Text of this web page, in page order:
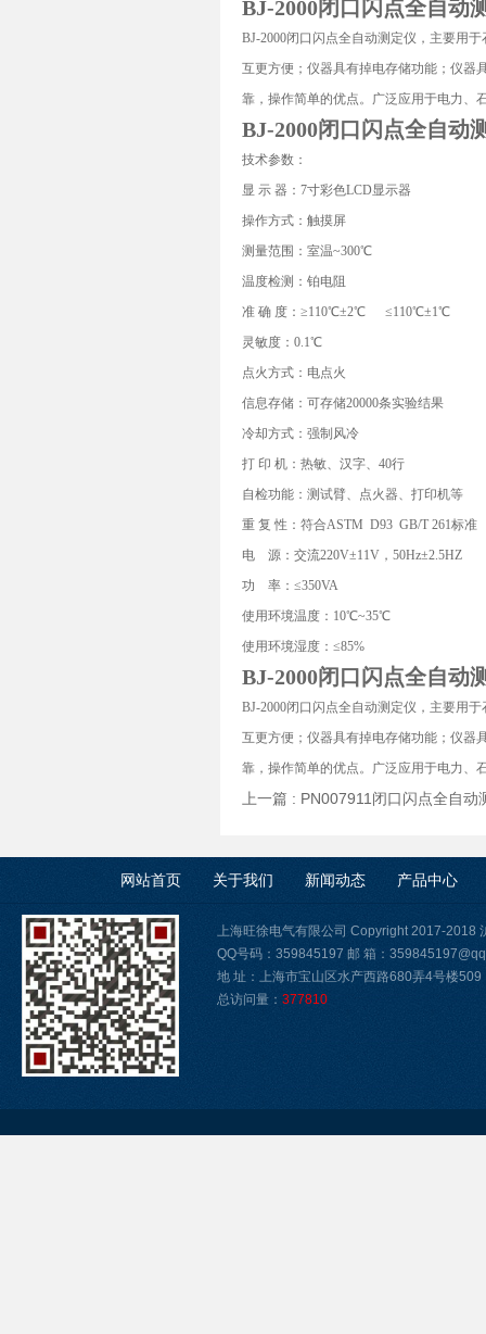
BJ-2000闭口闪点全自动
BJ-2000闭口闪点全自动测定仪，主要用
互更方便；仪器具有掉电存储功能；仪器
靠，操作简单的优点。广泛应用于电力、
BJ-2000闭口闪点全自动
技术参数：
显 示 器：7寸彩色LCD显示器
操作方式：触摸屏
测量范围：室温~300℃
温度检测：铂电阻
准 确 度：≥110℃±2℃ ≤110℃±1℃
灵敏度：0.1℃
点火方式：电点火
信息存储：可存储20000条实验结果
冷却方式：强制风冷
打 印 机：热敏、汉字、40行
自检功能：测试臂、点火器、打印机等
重 复 性：符合ASTM D93 GB/T 261标准
电 源：交流220V±11V，50Hz±2.5HZ
功 率：≤350VA
使用环境温度：10℃~35℃
使用环境湿度：≤85%
BJ-2000闭口闪点全自动
BJ-2000闭口闪点全自动测定仪，主要用
互更方便；仪器具有掉电存储功能；仪器
靠，操作简单的优点。广泛应用于电力、
上一篇 : PN007911闭口闪点全自动
网站首页 关于我们 新闻动态 产品中心
上海旺徐电气有限公司 Copyright 2017-2018
QQ号码：359845197 邮 箱：
地 址：上海市宝山区水产西路680弄4号楼509
总访问量： 377810